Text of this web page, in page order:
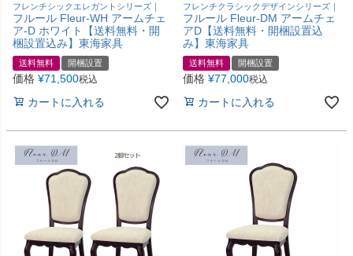
フレンチシックエレガントシリーズ｜
フルール Fleur-WH アームチェ
ア-D ホワイト【送料無料・開
梱設置込み】東海家具
送料無料 開梱設置
価格 ¥71,500税込
カートに入れる
フレンチクラシックデザインシリーズ｜
フルール Fleur-DM アームチェ
アD【送料無料・開梱設置込
み】東海家具
送料無料 開梱設置
価格 ¥77,000税込
カートに入れる